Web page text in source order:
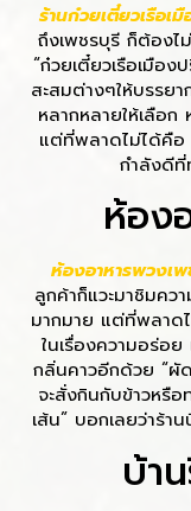
ร้านก๋วยเตี๋ยวเรือเ
ถึงเพชรบุรี ก็ต้องไ
“ก๋วยเตี๋ยวเรือเมือ
สะสมต่างๆให้บรรย
หลากหลายให้เลือก
แต่ที่พลาดไม่ได้คือ
กำลังดีที่
ห้อง
ห้องอาหารพวงเพ
ลูกค้าก็แวะมาชิมคว
มากมาย แต่ที่พลาด
ในเรื่องความอร่อ
กลิ่นคาวอีกด้วย “ผั
จะสั่งกินกับข้าวหรื
เส้น” บอกเลยว่าร้
บ้า